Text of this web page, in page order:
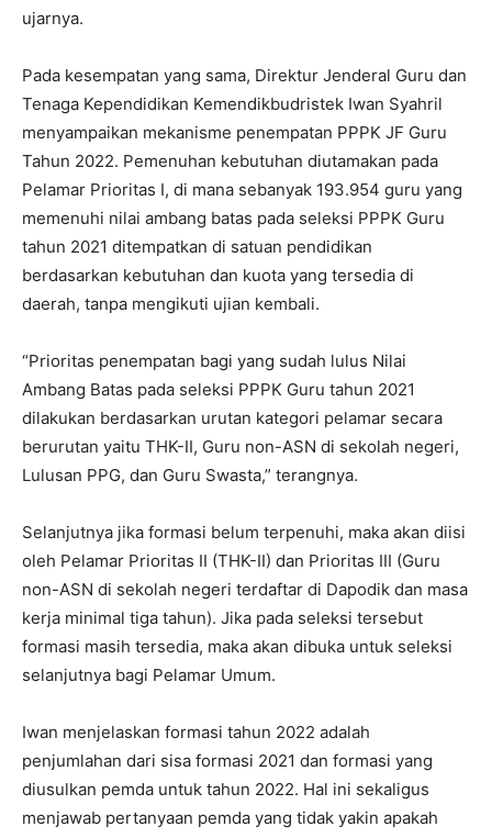
ujarnya.
Pada kesempatan yang sama, Direktur Jenderal Guru dan
Tenaga Kependidikan Kemendikbudristek Iwan Syahril
menyampaikan mekanisme penempatan PPPK JF Guru
Tahun 2022. Pemenuhan kebutuhan diutamakan pada
Pelamar Prioritas I, di mana sebanyak 193.954 guru yang
memenuhi nilai ambang batas pada seleksi PPPK Guru
tahun 2021 ditempatkan di satuan pendidikan
berdasarkan kebutuhan dan kuota yang tersedia di
daerah, tanpa mengikuti ujian kembali.
“Prioritas penempatan bagi yang sudah lulus Nilai
Ambang Batas pada seleksi PPPK Guru tahun 2021
dilakukan berdasarkan urutan kategori pelamar secara
berurutan yaitu THK-II, Guru non-ASN di sekolah negeri,
Lulusan PPG, dan Guru Swasta,” terangnya.
Selanjutnya jika formasi belum terpenuhi, maka akan diisi
oleh Pelamar Prioritas II (THK-II) dan Prioritas III (Guru
non-ASN di sekolah negeri terdaftar di Dapodik dan masa
kerja minimal tiga tahun). Jika pada seleksi tersebut
formasi masih tersedia, maka akan dibuka untuk seleksi
selanjutnya bagi Pelamar Umum.
Iwan menjelaskan formasi tahun 2022 adalah
penjumlahan dari sisa formasi 2021 dan formasi yang
diusulkan pemda untuk tahun 2022. Hal ini sekaligus
menjawab pertanyaan pemda yang tidak yakin apakah